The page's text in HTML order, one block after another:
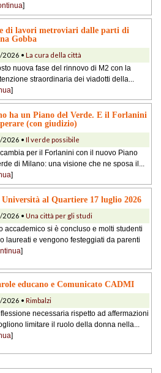
]
di lavori metroviari dalle parti di
Gobba
• La cura della città
nuova fase del rinnovo di M2 con la
straordinaria dei viadotti della...
]
ha un Piano del Verde. E il Forlanini
(con giudizio)
• Il verde possibile
per il Forlanini con il nuovo Piano
di Milano: una visione che ne sposa il...
]
Università al Quartiere 17 luglio 2026
• Una città per gli studi
accademico si è concluso e molti studenti
laureati e vengono festeggiati da parenti
]
educano e Comunicato CADMI
• Rimbalzi
necessaria rispetto ad affermazioni
limitare il ruolo della donna nella...
]